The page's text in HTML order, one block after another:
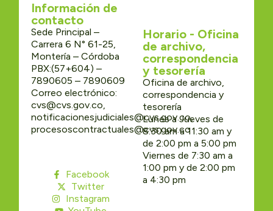
Información de
contacto
Sede Principal –
Carrera 6 N° 61-25,
Montería – Córdoba
PBX:(57+604) –
7890605 – 7890609
Correo electrónico:
cvs@cvs.gov.co,
notificacionesjudiciales@cvs.gov.co,
procesoscontractuales@cvs.gov.co
Facebook
Twitter
Instagram
Horario - Oficina
de archivo,
correspondencia
y tesorería
Oficina de archivo,
correspondencia y
tesorería
Lunes a Jueves de
8:30 am a 11:30 am y
de 2:00 pm a 5:00 pm
Viernes de 7:30 am a
1:00 pm y de 2:00 pm
a 4:30 pm